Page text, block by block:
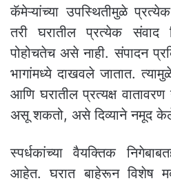
कॅमेऱ्यांच्या उपस्थितीमुळे
तरी घरातील प्रत्येक संवाद
पोहोचतेच असे नाही. संपादन
भागांमध्ये दाखवले जातात.
आणि घरातील प्रत्यक्ष
असू शकतो, असे दिव्याने नमूद
स्पर्धकांच्या वैयक्तिक
आहेत. घरात बाहेरून विशेष